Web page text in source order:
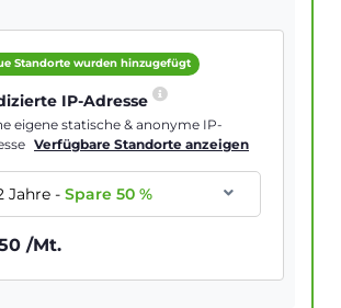
Standorte wurden hinzugefügt
IP-Adresse
eigene statische & anonyme IP-
Verfügbare Standorte anzeigen
Jahre-Spare50 %
/Mt.